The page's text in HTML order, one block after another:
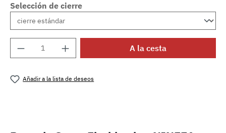
Selección de cierre
Cantidad del producto: introduce la
A la cesta
Añadir a la lista de deseos